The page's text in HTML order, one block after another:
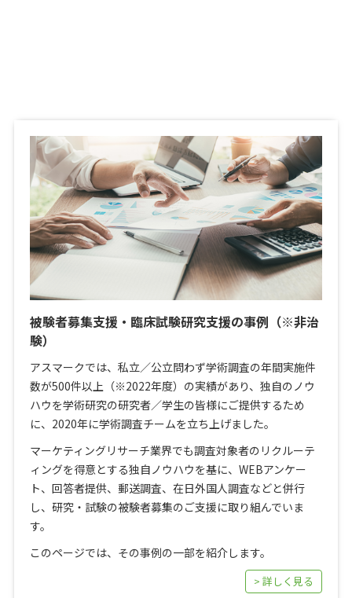
被験者募集支援・臨床試験研究支援の事例（※非治
験）
アスマークでは、私立／公立問わず学術調査の年間実施件
数が500件以上（※2022年度）の実績があり、独自のノウ
ハウを学術研究の研究者／学生の皆様にご提供するため
に、2020年に学術調査チームを立ち上げました。
マーケティングリサーチ業界でも調査対象者のリクルーテ
ィングを得意とする独自ノウハウを基に、WEBアンケー
ト、回答者提供、郵送調査、在日外国人調査などと併行
し、研究・試験の被験者募集のご支援に取り組んでいま
す。
このページでは、その事例の一部を紹介します。
> 詳しく見る